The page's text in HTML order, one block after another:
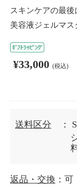
スキンケアの最後
美容液ジェルマス
¥33,000 (税込)
送料区分 ： S
返品・交換 ：可